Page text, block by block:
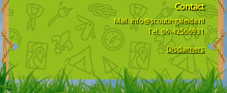
Contact
Mail. info@scoutingaleida.nl
Tel. 06-42506931
Disclaimers